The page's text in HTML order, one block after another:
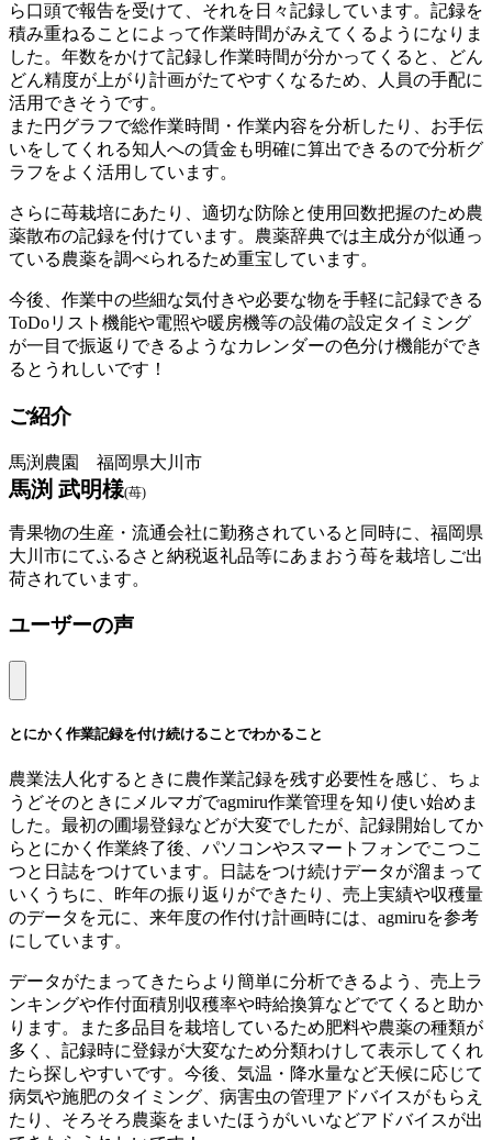
ら口頭で報告を受けて、それを日々記録しています。記録を
積み重ねることによって作業時間がみえてくるようになりま
した。年数をかけて記録し作業時間が分かってくると、どん
どん精度が上がり計画がたてやすくなるため、人員の手配に
活用できそうです。
また円グラフで総作業時間・作業内容を分析したり、お手伝
いをしてくれる知人への賃金も明確に算出できるので分析グ
ラフをよく活用しています。
さらに苺栽培にあたり、適切な防除と使用回数把握のため農
薬散布の記録を付けています。農薬辞典では主成分が似通っ
ている農薬を調べられるため重宝しています。
今後、作業中の些細な気付きや必要な物を手軽に記録できる
ToDoリスト機能や電照や暖房機等の設備の設定タイミング
が一目で振返りできるようなカレンダーの色分け機能ができ
るとうれしいです！
ご紹介
馬渕農園 福岡県大川市
馬渕 武明様(苺)
青果物の生産・流通会社に勤務されていると同時に、福岡県
大川市にてふるさと納税返礼品等にあまおう苺を栽培しご出
荷されています。
ユーザーの声
とにかく作業記録を付け続けることでわかること
農業法人化するときに農作業記録を残す必要性を感じ、ちょ
うどそのときにメルマガでagmiru作業管理を知り使い始めま
した。最初の圃場登録などが大変でしたが、記録開始してか
らとにかく作業終了後、パソコンやスマートフォンでこつこ
つと日誌をつけています。日誌をつけ続けデータが溜まって
いくうちに、昨年の振り返りができたり、売上実績や収穫量
のデータを元に、来年度の作付け計画時には、agmiruを参考
にしています。
データがたまってきたらより簡単に分析できるよう、売上ラ
ンキングや作付面積別収穫率や時給換算などでてくると助か
ります。また多品目を栽培しているため肥料や農薬の種類が
多く、記録時に登録が大変なため分類わけして表示してくれ
たら探しやすいです。今後、気温・降水量など天候に応じて
病気や施肥のタイミング、病害虫の管理アドバイスがもらえ
たり、そろそろ農薬をまいたほうがいいなどアドバイスが出